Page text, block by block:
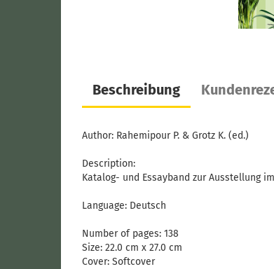
Beschreibung
Author: Rahemipour P. & Grotz K. (ed.)
Description:
Katalog- und Essayband zur Ausstellung
Language: Deutsch
Number of pages: 138
Size: 22.0 cm x 27.0 cm
Cover: Softcover